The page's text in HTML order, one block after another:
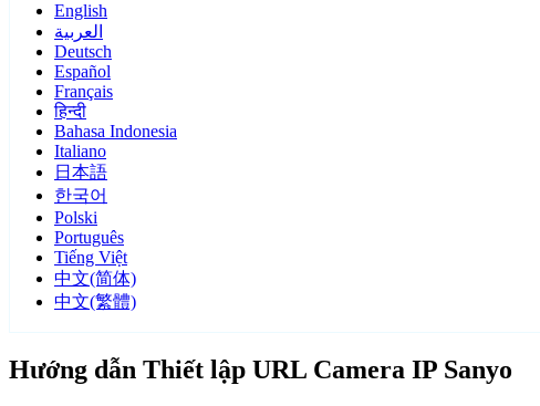
English
العربية
Deutsch
Español
Français
हिन्दी
Bahasa Indonesia
Italiano
日本語
한국어
Polski
Português
Tiếng Việt
中文(简体)
中文(繁體)
Hướng dẫn Thiết lập URL Camera IP Sanyo